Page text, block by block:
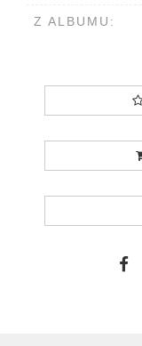
Z ALBUMU: